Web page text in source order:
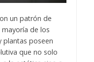
un patrón de
de los
plantas poseen
que no solo